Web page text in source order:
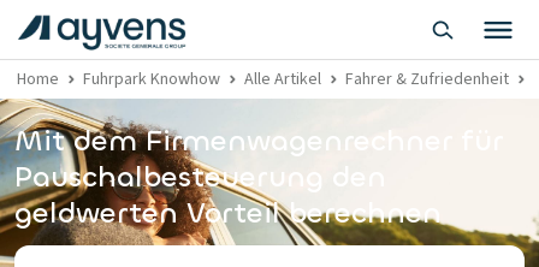
Home Fuhrpark Knowhow Alle Artikel Fahrer & Zufriedenheit
Mit dem Firmenwagenrechner für
Pauschalbesteuerung den
geldwerten Vorteil berechnen